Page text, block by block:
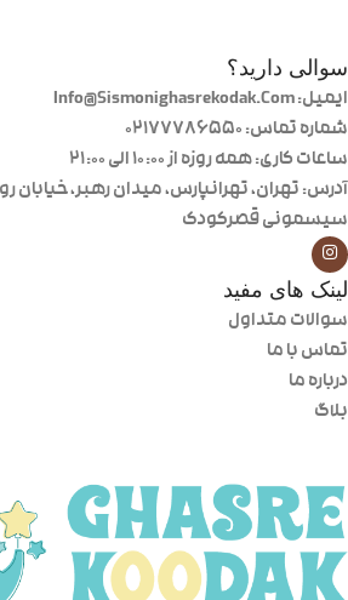
سوالی دارید؟
ایمیل: Info@Sismonighasrekodak.Com
شماره تماس: 02177786550
ساعات کاری: همه روزه از ۱۰:۰۰ الی ۲۱:۰۰
آدرس: تهران، تهرانپارس، میدان رهبر،
سیسمونی قصرکودک
لینک های مفید
سوالات متداول
تماس با ما
درباره ما
بلاگ